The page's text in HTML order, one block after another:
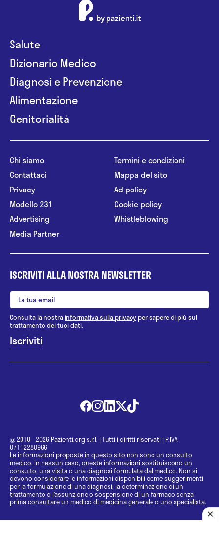
Salute
Dizionario Medico
Diagnosi e Prevenzione
Alimentazione
Genitorialità
Chi siamo
Contattaci
Privacy
Modello 231
Advertising
Media Partner
Termini e condizioni
Mappa del sito
Ad policy
Cookie policy
Whistleblowing
ISCRIVITI ALLA NOSTRA NEWSLETTER
Consulta la nostrainformativa sulla privacy per sapere di più sul
trattamento dei tuoi dati.
@ 2010 - 2026 Pazienti.org s.r.l. | Tutti i diritti riservati | P.IVA
07112280966
Le informazioni proposte in questo sito non sono un consulto
medico. In nessun caso, queste informazioni sostituiscono un
consulto, una visita o una diagnosi formulata dal medico. Non si
devono considerare le informazioni disponibili come suggerimenti
per la formulazione di una diagnosi, la determinazione di un
trattamento o l’assunzione o sospensione di un farmaco senza
prima consultare un medico di medicina generale o uno specialista.